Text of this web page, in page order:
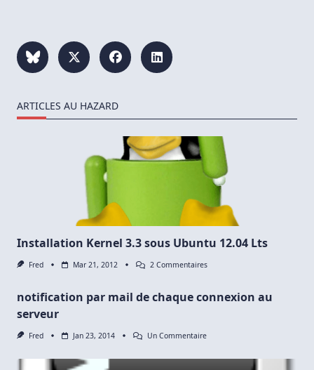
ARTICLES AU HAZARD
Installation Kernel 3.3 sous Ubuntu 12.04 Lts
Fred Mar 21, 2012 2 CommentairesSur
3.3
notification par mail de chaque connexion au
serveur
Fred Jan 23, 2014 Un CommentaireSur